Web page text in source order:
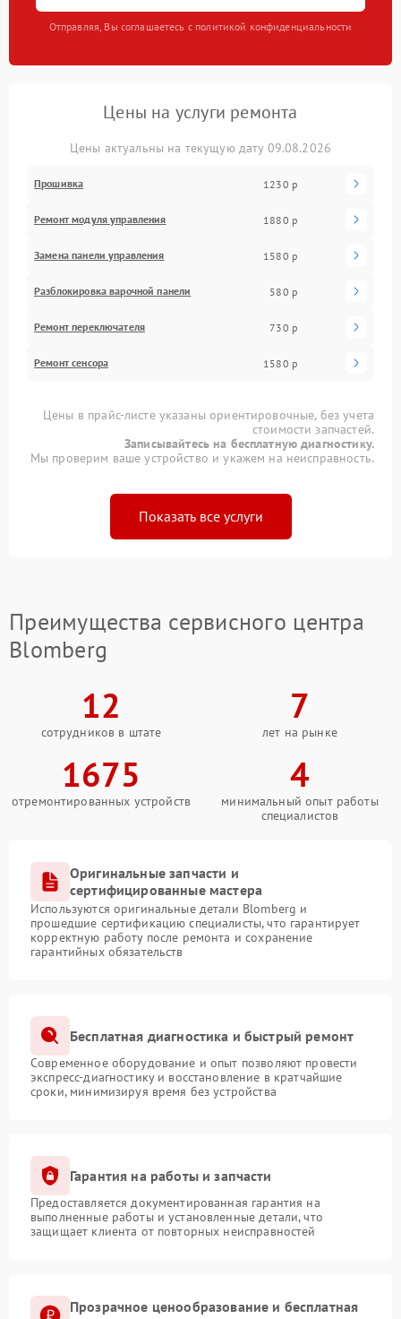
Отправляя, Вы соглашаетесь с политикой конфиденциальности
Цены на услуги ремонта
Цены актуальны на текущую дату 09.08.2026
Прошивка 1230 р
Ремонт модуля управления 1880 р
Замена панели управления 1580 р
Разблокировка варочной панели 580 р
Ремонт переключателя 730 р
Ремонт сенсора 1580 р
Цены в прайс-листе указаны ориентировочные, без учета
стоимости запчастей.
Записывайтесь на бесплатную диагностику.
Мы проверим ваше устройство и укажем на неисправность.
Показать все услуги
Преимущества сервисного центра
Blomberg
12
сотрудников в штате
7
лет на рынке
1675
отремонтированных устройств
4
минимальный опыт работы
специалистов
Оригинальные запчасти и
сертифицированные мастера
Используются оригинальные детали Blomberg и
прошедшие сертификацию специалисты, что гарантирует
корректную работу после ремонта и сохранение
гарантийных обязательств
Бесплатная диагностика и быстрый ремонт
Современное оборудование и опыт позволяют провести
экспресс-диагностику и восстановление в кратчайшие
сроки, минимизируя время без устройства
Гарантия на работы и запчасти
Предоставляется документированная гарантия на
выполненные работы и установленные детали, что
защищает клиента от повторных неисправностей
Прозрачное ценообразование и бесплатная